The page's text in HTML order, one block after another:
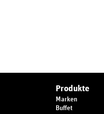
Produkte
Marken
Buffet